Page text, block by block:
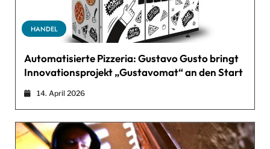
HANDEL
Automatisierte Pizzeria: Gustavo Gusto bringt
Innovationsprojekt „Gustavomat“ an den Start
14. April 2026